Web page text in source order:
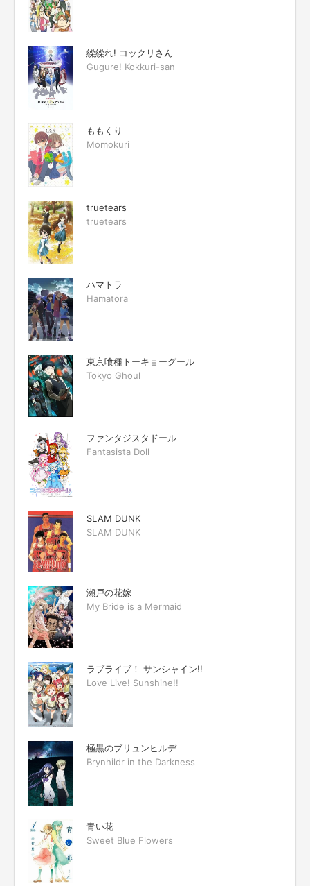
繰繰れ! コックリさん
Gugure! Kokkuri-san
ももくり
Momokuri
truetears
truetears
ハマトラ
Hamatora
東京喰種トーキョーグール
Tokyo Ghoul
ファンタジスタドール
Fantasista Doll
SLAM DUNK
SLAM DUNK
瀬戸の花嫁
My Bride is a Mermaid
ラブライブ！ サンシャイン!!
Love Live! Sunshine!!
極黒のブリュンヒルデ
Brynhildr in the Darkness
青い花
Sweet Blue Flowers